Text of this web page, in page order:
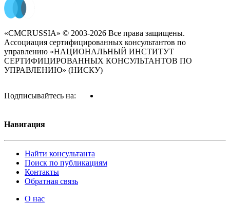
«CMCRUSSIA» © 2003-2026 Все права защищены.
Ассоциация сертифицированных консультантов по
управлению «НАЦИОНАЛЬНЫЙ ИНСТИТУТ
СЕРТИФИЦИРОВАННЫХ КОНСУЛЬТАНТОВ ПО
УПРАВЛЕНИЮ» (НИСКУ)
Подписывайтесь на:
Навигация
Найти консультанта
Поиск по публикациям
Контакты
Обратная связь
О нас